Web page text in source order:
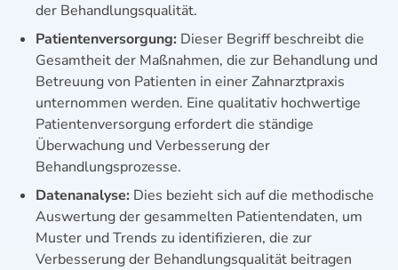
der Behandlungsqualität.
Patientenversorgung: Dieser Begriff beschreibt die
Gesamtheit der Maßnahmen, die zur Behandlung und
Betreuung von Patienten in einer Zahnarztpraxis
unternommen werden. Eine qualitativ hochwertige
Patientenversorgung erfordert die ständige
Überwachung und Verbesserung der
Behandlungsprozesse.
Datenanalyse: Dies bezieht sich auf die methodische
Auswertung der gesammelten Patientendaten, um
Muster und Trends zu identifizieren, die zur
Verbesserung der Behandlungsqualität beitragen